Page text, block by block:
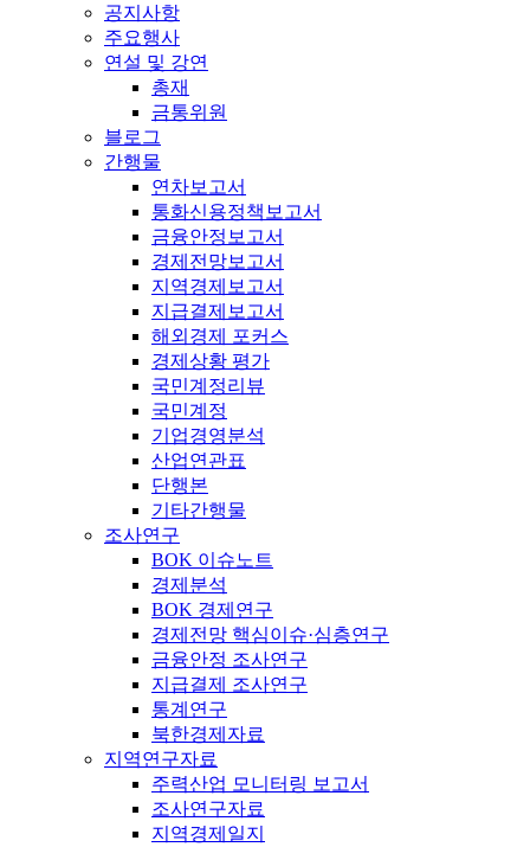
공지사항
주요행사
연설 및 강연
총재
금통위원
블로그
간행물
연차보고서
통화신용정책보고서
금융안정보고서
경제전망보고서
지역경제보고서
지급결제보고서
해외경제 포커스
경제상황 평가
국민계정리뷰
국민계정
기업경영분석
산업연관표
단행본
기타간행물
조사연구
BOK 이슈노트
경제분석
BOK 경제연구
경제전망 핵심이슈·심층연구
금융안정 조사연구
지급결제 조사연구
통계연구
북한경제자료
지역연구자료
주력산업 모니터링 보고서
조사연구자료
지역경제일지